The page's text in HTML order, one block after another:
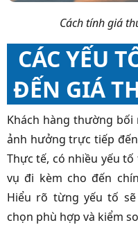
Cách tính giá
CÁC YẾU
ĐẾN GIÁ
Khách hàng thường
ảnh hưởng trực tiếp đến
Thực tế, có nhiều yếu
vụ đi kèm cho đến
Hiểu rõ từng yếu tố
chọn phù hợp và kiểm